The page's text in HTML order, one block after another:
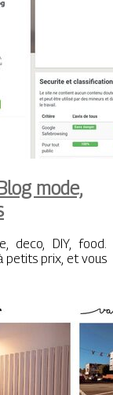
mode,
deco, DIY, food.
petits prix, et vous